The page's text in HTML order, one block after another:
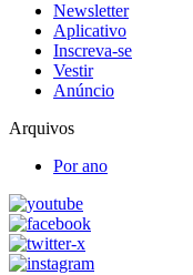
Newsletter
Aplicativo
Inscreva-se
Vestir
Anúncio
Arquivos
Por ano